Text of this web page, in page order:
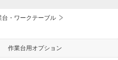
台・ワークテーブル
作業台用オプション